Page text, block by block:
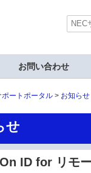
お問い合わせ
ポートポータル お知ら
せ
ID for リモ